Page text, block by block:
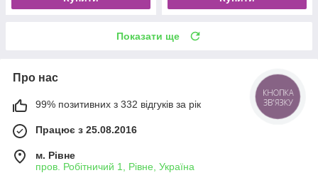
Показати ще
Про нас
99% позитивних з 332 відгуків за рік
Працює з 25.08.2016
м. Рівне
пров. Робітничий 1, Рівне, Україна
КНОПКА
ЗВ'ЯЗКУ